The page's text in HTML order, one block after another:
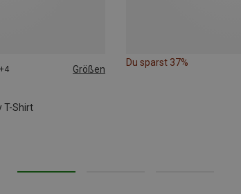
+4 Größen
T-Shirt
Du sparst 37%